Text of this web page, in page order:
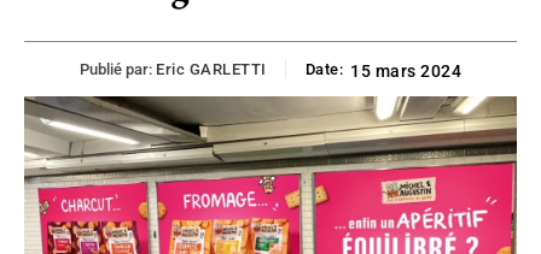
Publié par: Eric GARLETTI Date: 15 mars 2024